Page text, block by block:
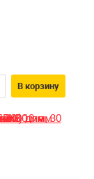
В корзину